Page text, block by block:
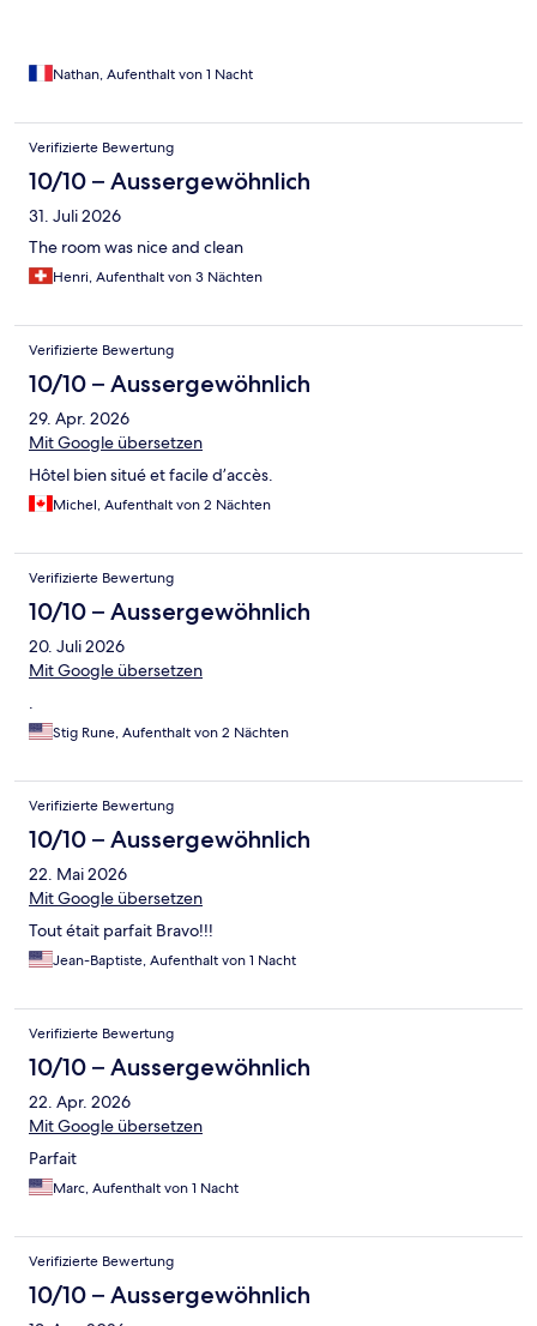
Nathan, Aufenthalt von 1 Nacht
Verifizierte Bewertung
10/10 – Aussergewöhnlich
31. Juli 2026
The room was nice and clean
Henri, Aufenthalt von 3 Nächten
Verifizierte Bewertung
10/10 – Aussergewöhnlich
29. Apr. 2026
Mit Google übersetzen
Hôtel bien situé et facile d’accès.
Michel, Aufenthalt von 2 Nächten
Verifizierte Bewertung
10/10 – Aussergewöhnlich
20. Juli 2026
Mit Google übersetzen
.
Stig Rune, Aufenthalt von 2 Nächten
Verifizierte Bewertung
10/10 – Aussergewöhnlich
22. Mai 2026
Mit Google übersetzen
Tout était parfait Bravo!!!
Jean-Baptiste, Aufenthalt von 1 Nacht
Verifizierte Bewertung
10/10 – Aussergewöhnlich
22. Apr. 2026
Mit Google übersetzen
Parfait
Marc, Aufenthalt von 1 Nacht
Verifizierte Bewertung
10/10 – Aussergewöhnlich